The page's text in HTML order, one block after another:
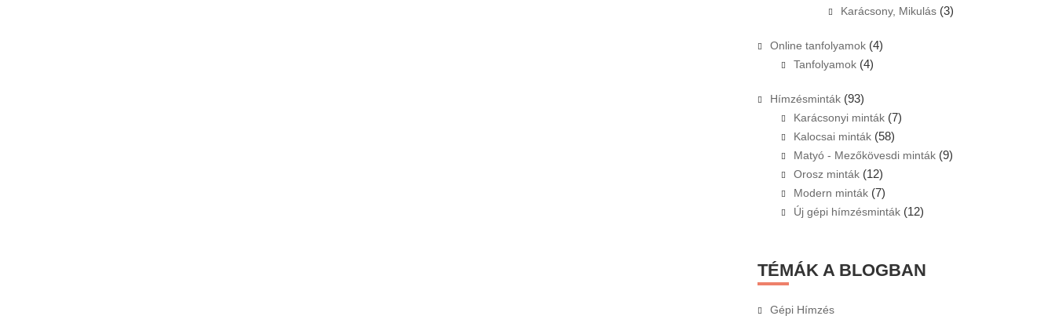
Karácsony, Mikulás (3)
Online tanfolyamok (4)
Tanfolyamok (4)
Hímzésminták (93)
Karácsonyi minták (7)
Kalocsai minták (58)
Matyó - Mezőkövesdi minták (9)
Orosz minták (12)
Modern minták (7)
Új gépi hímzésminták (12)
TÉMÁK A BLOGBAN
Gépi Hímzés